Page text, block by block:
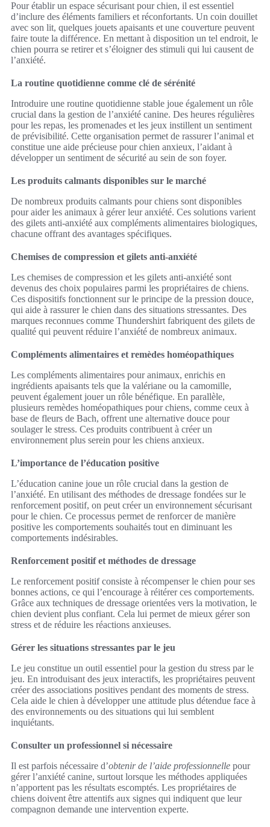
Pour établir un espace sécurisant pour chien, il est essentiel
d’inclure des éléments familiers et réconfortants. Un coin douillet
avec son lit, quelques jouets apaisants et une couverture peuvent
faire toute la différence. En mettant à disposition un tel endroit, le
chien pourra se retirer et s’éloigner des stimuli qui lui causent de
l’anxiété.
La routine quotidienne comme clé de sérénité
Introduire une routine quotidienne stable joue également un rôle
crucial dans la gestion de l’anxiété canine. Des heures régulières
pour les repas, les promenades et les jeux instillent un sentiment
de prévisibilité. Cette organisation permet de rassurer l’animal et
constitue une aide précieuse pour chien anxieux, l’aidant à
développer un sentiment de sécurité au sein de son foyer.
Les produits calmants disponibles sur le marché
De nombreux produits calmants pour chiens sont disponibles
pour aider les animaux à gérer leur anxiété. Ces solutions varient
des gilets anti-anxiété aux compléments alimentaires biologiques,
chacune offrant des avantages spécifiques.
Chemises de compression et gilets anti-anxiété
Les chemises de compression et les gilets anti-anxiété sont
devenus des choix populaires parmi les propriétaires de chiens.
Ces dispositifs fonctionnent sur le principe de la pression douce,
qui aide à rassurer le chien dans des situations stressantes. Des
marques reconnues comme Thundershirt fabriquent des gilets de
qualité qui peuvent réduire l’anxiété de nombreux animaux.
Compléments alimentaires et remèdes homéopathiques
Les compléments alimentaires pour animaux, enrichis en
ingrédients apaisants tels que la valériane ou la camomille,
peuvent également jouer un rôle bénéfique. En parallèle,
plusieurs remèdes homéopathiques pour chiens, comme ceux à
base de fleurs de Bach, offrent une alternative douce pour
soulager le stress. Ces produits contribuent à créer un
environnement plus serein pour les chiens anxieux.
L’importance de l’éducation positive
L’éducation canine joue un rôle crucial dans la gestion de
l’anxiété. En utilisant des méthodes de dressage fondées sur le
renforcement positif, on peut créer un environnement sécurisant
pour le chien. Ce processus permet de renforcer de manière
positive les comportements souhaités tout en diminuant les
comportements indésirables.
Renforcement positif et méthodes de dressage
Le renforcement positif consiste à récompenser le chien pour ses
bonnes actions, ce qui l’encourage à réitérer ces comportements.
Grâce aux techniques de dressage orientées vers la motivation, le
chien devient plus confiant. Cela lui permet de mieux gérer son
stress et de réduire les réactions anxieuses.
Gérer les situations stressantes par le jeu
Le jeu constitue un outil essentiel pour la gestion du stress par le
jeu. En introduisant des jeux interactifs, les propriétaires peuvent
créer des associations positives pendant des moments de stress.
Cela aide le chien à développer une attitude plus détendue face à
des environnements ou des situations qui lui semblent
inquiétants.
Consulter un professionnel si nécessaire
Il est parfois nécessaire d’obtenir de l’aide professionnelle pour
gérer l’anxiété canine, surtout lorsque les méthodes appliquées
n’apportent pas les résultats escomptés. Les propriétaires de
chiens doivent être attentifs aux signes qui indiquent que leur
compagnon demande une intervention experte.